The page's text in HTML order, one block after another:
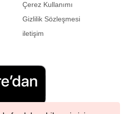
Çerez Kullanımı
Gizlilik Sözleşmesi
iletişim